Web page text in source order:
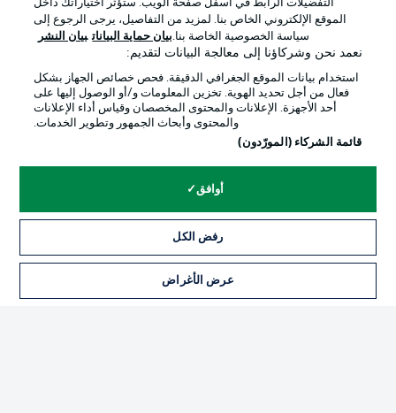
Official Partners
إدارة التفضيلات بيان الخصوصية
الوظائف
التفضيلات الرابط في أسفل صفحة الويب. ستؤثر اختياراتك داخل
الموقع الإلكتروني الخاص بنا. لمزيد من التفاصيل، يرجى الرجوع إلى
سياسة الخصوصية الخاصة بنا.بيان حماية البيانات بيان النشر
نعمد نحن وشركاؤنا إلى معالجة البيانات لتقديم:
استخدام بيانات الموقع الجغرافي الدقيقة. فحص خصائص الجهاز بشكل
فعال من أجل تحديد الهوية. تخزين المعلومات و/أو الوصول إليها على
أحد الأجهزة. الإعلانات والمحتوى المخصصان وقياس أداء الإعلانات
والمحتوى وأبحاث الجمهور وتطوير الخدمات.
قائمة الشركاء (المورّدون)
أوافق
رفض الكل
عرض الأغراض